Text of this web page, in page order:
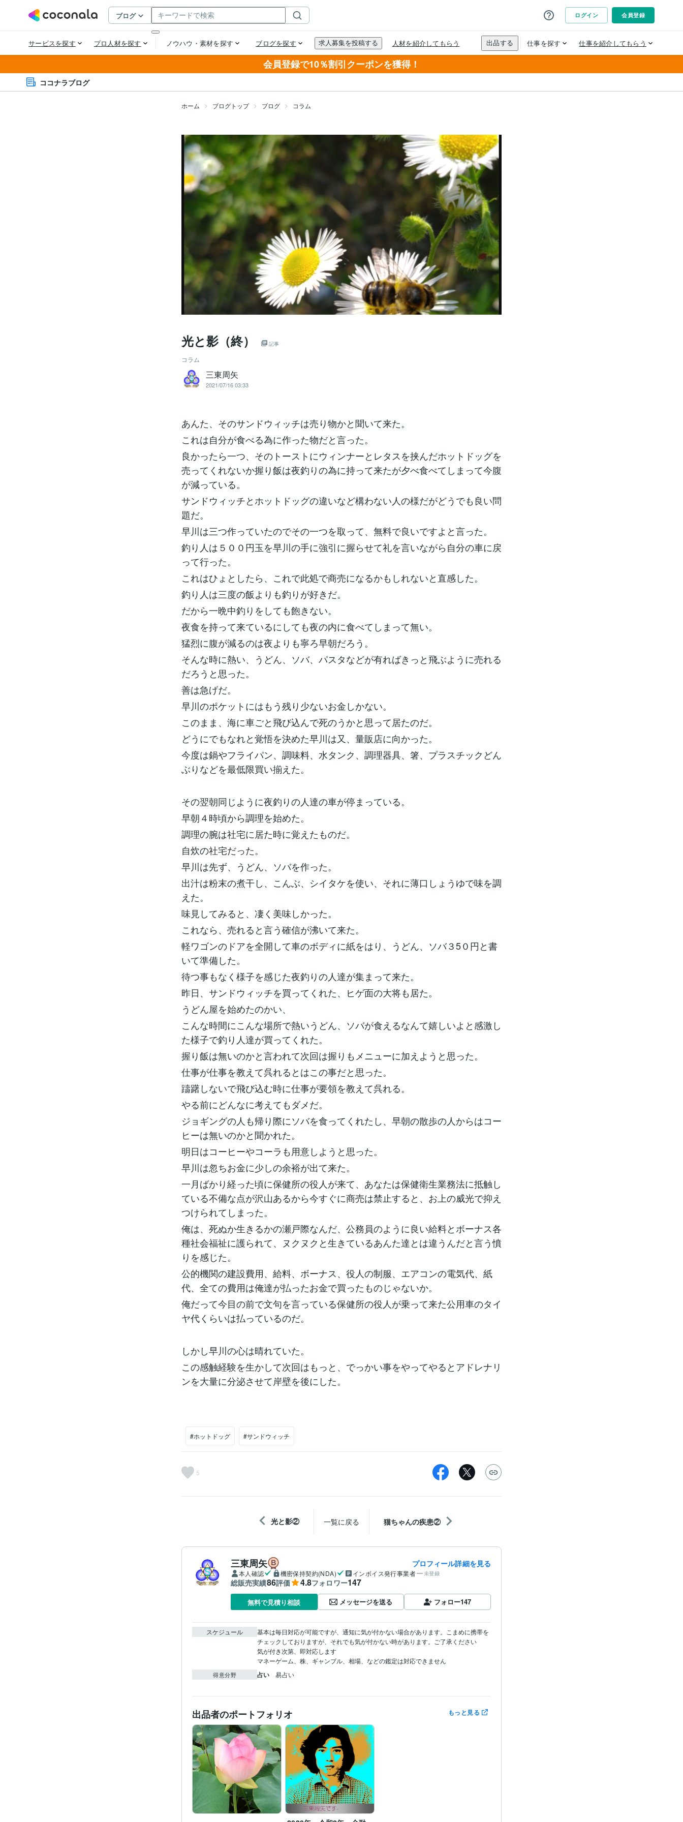
会員登録で10％割引クーポンを獲得！
ココナラブログ
ホーム ブログトップ ブログ コラム
光と影（終） 記事
コラム
三東周矢
2021/07/16 03:33
あんた、そのサンドウィッチは売り物かと聞いて来た。
これは自分が食べる為に作った物だと言った。
良かったら一つ、そのトーストにウィンナーとレタスを挟んだホットドッグを
売ってくれないか握り飯は夜釣りの為に持って来たが夕べ食べてしまって今腹
が減っている。
サンドウィッチとホットドッグの違いなど構わない人の様だがどうでも良い問
題だ。
早川は三つ作っていたのでその一つを取って、無料で良いですよと言った。
釣り人は５００円玉を早川の手に強引に握らせて礼を言いながら自分の車に戻
って行った。
これはひょとしたら、これで此処で商売になるかもしれないと直感した。
釣り人は三度の飯よりも釣りが好きだ。
だから一晩中釣りをしても飽きない。
夜食を持って来ているにしても夜の内に食べてしまって無い。
猛烈に腹が減るのは夜よりも寧ろ早朝だろう。
そんな時に熱い、うどん、ソバ、パスタなどが有ればきっと飛ぶように売れる
だろうと思った。
善は急げだ。
早川のポケットにはもう残り少ないお金しかない。
このまま、海に車ごと飛び込んで死のうかと思って居たのだ。
どうにでもなれと覚悟を決めた早川は又、量販店に向かった。
今度は鍋やフライパン、調味料、水タンク、調理器具、箸、プラスチックどん
ぶりなどを最低限買い揃えた。
その翌朝同じように夜釣りの人達の車が停まっている。
早朝４時頃から調理を始めた。
調理の腕は社宅に居た時に覚えたものだ。
自炊の社宅だった。
早川は先ず、うどん、ソバを作った。
出汁は粉末の煮干し、こんぶ、シイタケを使い、それに薄口しょうゆで味を調
えた。
味見してみると、凄く美味しかった。
これなら、売れると言う確信が沸いて来た。
軽ワゴンのドアを全開して車のボディに紙をはり、うどん、ソバ３5０円と書
いて準備した。
待つ事もなく様子を感じた夜釣りの人達が集まって来た。
昨日、サンドウィッチを買ってくれた、ヒゲ面の大将も居た。
うどん屋を始めたのかい、
こんな時間にこんな場所で熱いうどん、ソバが食えるなんて嬉しいよと感激し
た様子で釣り人達が買ってくれた。
握り飯は無いのかと言われて次回は握りもメニューに加えようと思った。
仕事が仕事を教えて呉れるとはこの事だと思った。
躊躇しないで飛び込む時に仕事が要領を教えて呉れる。
やる前にどんなに考えてもダメだ。
ジョギングの人も帰り際にソバを食ってくれたし、早朝の散歩の人からはコー
ヒーは無いのかと聞かれた。
明日はコーヒーやコーラも用意しようと思った。
早川は忽ちお金に少しの余裕が出て来た。
一月ばかり経った頃に保健所の役人が来て、あなたは保健衛生業務法に抵触し
ている不備な点が沢山あるから今すぐに商売は禁止すると、お上の威光で抑え
つけられてしまった。
俺は、死ぬか生きるかの瀬戸際なんだ、公務員のように良い給料とボーナス各
種社会福祉に護られて、ヌクヌクと生きているあんた達とは違うんだと言う憤
りを感じた。
公的機関の建設費用、給料、ボーナス、役人の制服、エアコンの電気代、紙
代、全ての費用は俺達が払ったお金で買ったものじゃないか。
俺だって今目の前で文句を言っている保健所の役人が乗って来た公用車のタイ
ヤ代くらいは払っているのだ。
しかし早川の心は晴れていた。
この感触経験を生かして次回はもっと、でっかい事をやってやるとアドレナリ
ンを大量に分泌させて岸壁を後にした。
#ホットドッグ #サンドウィッチ
5
光と影② 一覧に戻る 猫ちゃんの疾患②
三東周矢 プロフィール詳細を見る
本人確認 機密保持契約(NDA) インボイス発行事業者 未登録
総販売実績86評価 4.8フォロワー147
無料で見積り相談 メッセージを送る フォロー147
スケジュール
基本は毎日対応が可能ですが、通知に気が付かない場合があります。こまめに携帯を
チェックしておりますが、それでも気が付かない時があります。ご了承ください
気が付き次第、即対応します
マネーゲーム、株、ギャンブル、相場、などの鑑定は対応できません
得意分野 占い 易占い
出品者のポートフォリオ もっと見る